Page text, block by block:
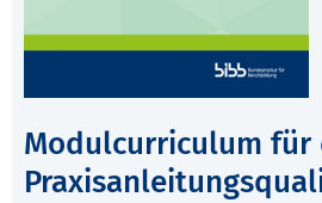
Modulcurriculum für